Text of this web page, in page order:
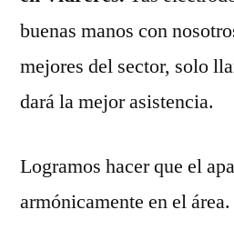
buenas manos con
mejores del sector, solo
dará la mejor asistencia.
Logramos hacer que el
armónicamente en el